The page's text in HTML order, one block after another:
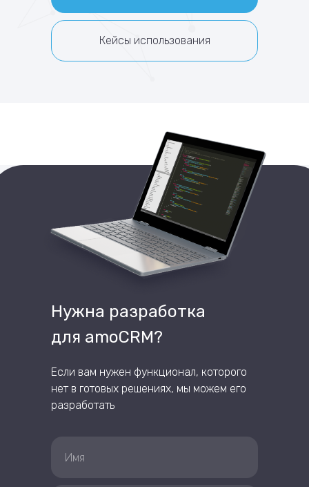
Кейсы использования
Нужна разработка
для amoCRM?
Если вам нужен функционал, которого
нет в готовых решениях, мы можем его
разработать